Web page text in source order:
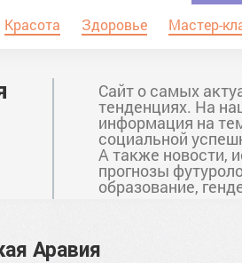
Красота Здоровье Мастер-
Сайт о самых
тенденциях. На
информация на
социальной
А также новости,
прогнозы
образование,
Аравия